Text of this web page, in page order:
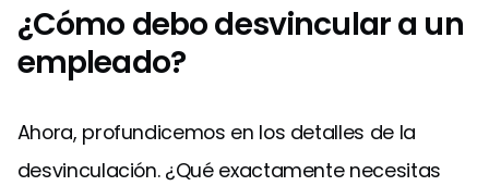
¿Cómo debo desvincular a un
empleado?
Ahora, profundicemos en los detalles de la
desvinculación. ¿Qué exactamente necesitas